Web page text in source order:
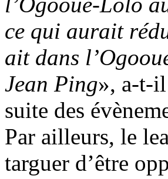
ce qui aurait
ait dans
Jean Ping», a-t-
suite des
Par ailleurs, le
targuer d’être